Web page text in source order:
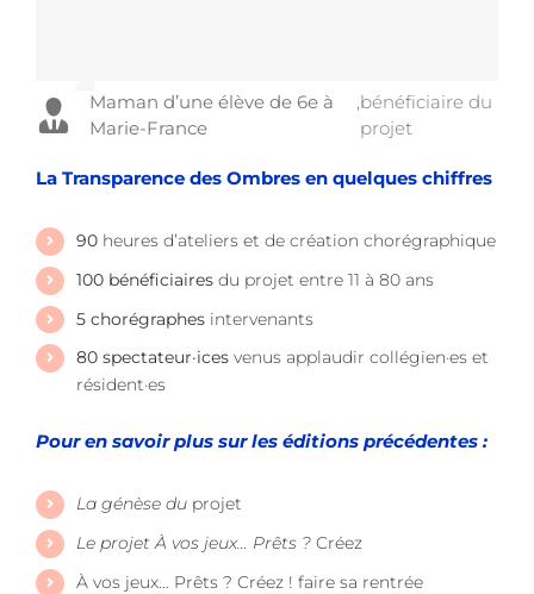
Maman d’une élève de 6e à
Marie-France
,bénéficiaire du
projet
La Transparence des Ombres en quelques chiffres
90 heures d’ateliers et de création chorégraphique
100 bénéficiaires du projet entre 11 à 80 ans
5 chorégraphesintervenants
80 spectateur·ices venus applaudir collégien·es et
résident·es
Pour en savoir plus sur les éditions précédentes :
La génèse duprojet
Le projet À vos jeux… Prêts ?Créez
À vos jeux… Prêts ? Créez ! faire sa rentrée